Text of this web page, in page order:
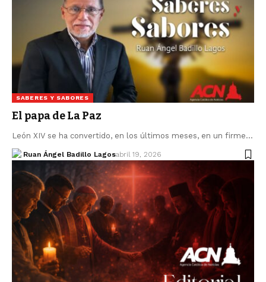
SABERES Y SABORES
El papa de La Paz
León XIV se ha convertido, en los últimos meses, en un firme…
Ruan Ángel Badillo Lagosabril 19, 2026